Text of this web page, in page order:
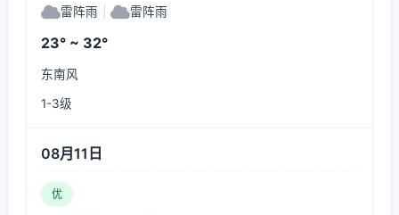
雷阵雨 雷阵雨
23° ~ 32°
东南风
1-3级
08月11日
优